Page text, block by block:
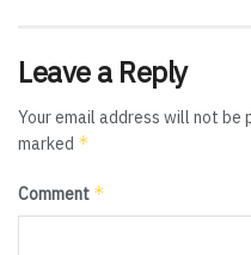
Leave a Reply
Your email address will not be
marked *
Comment *